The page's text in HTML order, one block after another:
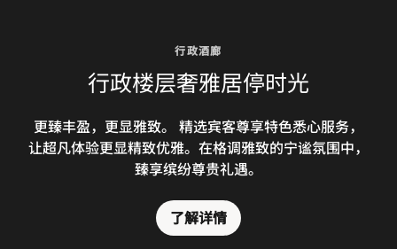
行政酒廊
行政楼层奢雅居停时光
更臻丰盈，更显雅致。 精选宾客尊享特色悉心服务，
让超凡体验更显精致优雅。在格调雅致的宁谧氛围中，
臻享缤纷尊贵礼遇。
了解详情